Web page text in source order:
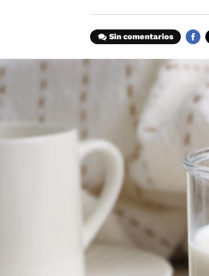
Sin comentarios